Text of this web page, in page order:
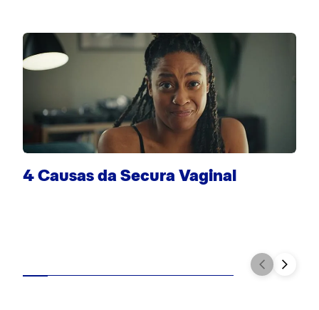
4 Causas da Secura Vaginal